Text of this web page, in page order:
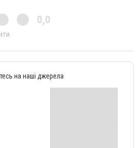
0,0
на наші джерела